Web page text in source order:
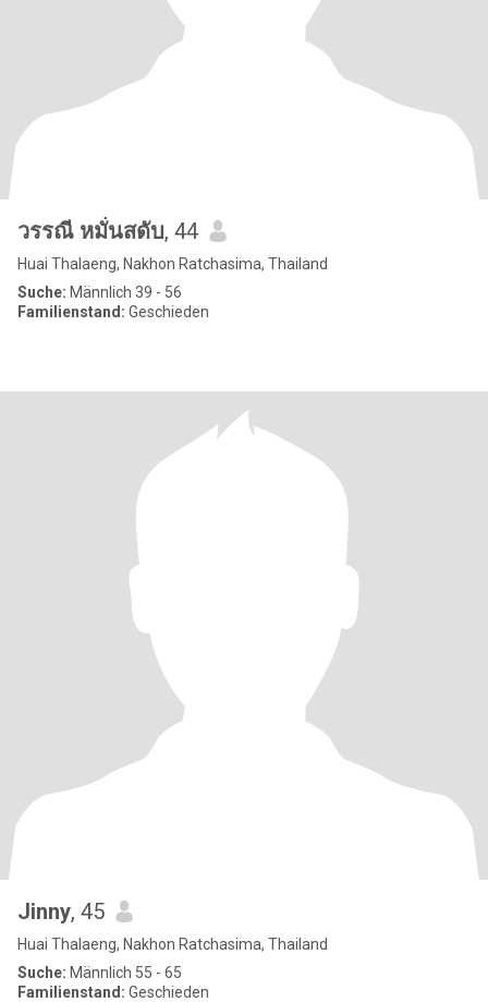
วรรณี หมั่นสดับ, 44
Huai Thalaeng, Nakhon Ratchasima, Thailand
Suche: Männlich 39 - 56
Familienstand: Geschieden
Jinny, 45
Huai Thalaeng, Nakhon Ratchasima, Thailand
Suche: Männlich 55 - 65
Familienstand: Geschieden